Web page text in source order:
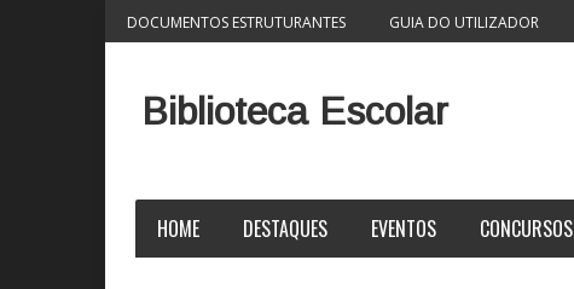
DOCUMENTOS ESTRUTURANTES GUIA DO UTILIZADOR
Biblioteca Escolar
HOME DESTAQUES EVENTOS CONCURSOS